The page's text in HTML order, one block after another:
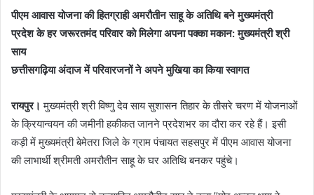
पीएम आवास योजना की हितग्राही अमरौतीन साहू के अतिथि बने मुख्यमंत्री
प्रदेश के हर जरूरतमंद परिवार को मिलेगा अपना पक्का मकान: मुख्यमंत्री श्री
साय
छत्तीसगढ़िया अंदाज में परिवारजनों ने अपने मुखिया का किया स्वागत
रायपुर। मुख्यमंत्री श्री विष्णु देव साय सुशासन तिहार के तीसरे चरण में योजनाओं
के क्रियान्वयन की जमीनी हकीकत जानने प्रदेशभर का दौरा कर रहे हैं। इसी
कड़ी में मुख्यमंत्री बेमेतरा जिले के ग्राम पंचायत सहसपुर में पीएम आवास योजना
की लाभार्थी श्रीमती अमरौतीन साहू के घर अतिथि बनकर पहुंचे।